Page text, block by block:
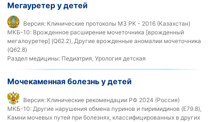
Мегауретер у детей
Версия: Клинические протоколы МЗ РК - 2016 (Казахстан)
МКБ-10: Врожденное расширение мочеточника [врожденный
мегалоуретер] (Q62.2), Другие врожденные аномалии мочеточника
(Q62.8)
Раздел медицины: Педиатрия, Урология детская
Мочекаменная болезнь у детей
Версия: Клинические рекомендации РФ 2024 (Россия)
МКБ-10: Другие нарушения обмена пуринов и пиримидинов (E79.8),
Камни мочевых путей при болезнях, классифицированных в других